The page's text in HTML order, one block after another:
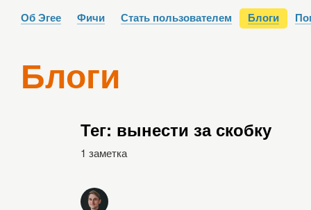
Об Эгее Фичи Стать пользователем Блоги
Блоги
Тег: вынести за скобку
1 заметка